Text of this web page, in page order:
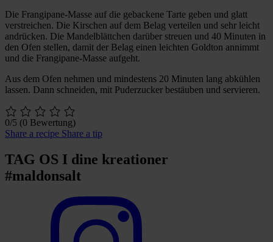
Die Frangipane-Masse auf die gebackene Tarte geben und glatt
verstreichen. Die Kirschen auf dem Belag verteilen und sehr leicht
andrücken. Die Mandelblättchen darüber streuen und 40 Minuten in
den Ofen stellen, damit der Belag einen leichten Goldton annimmt
und die Frangipane-Masse aufgeht.
Aus dem Ofen nehmen und mindestens 20 Minuten lang abkühlen
lassen. Dann schneiden, mit Puderzucker bestäuben und servieren.
0/5 (0 Bewertung)
Share a recipe Share a tip
TAG OS I dine kreationer
#maldonsalt